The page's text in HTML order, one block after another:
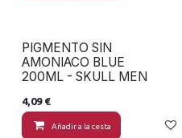
PIGMENTO SIN
AMONIACO BLUE
200ML - SKULL MEN
4,09€
Añadir a la cesta